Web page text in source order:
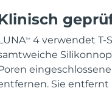
TM 4 verwendet T-
Sie entfernt